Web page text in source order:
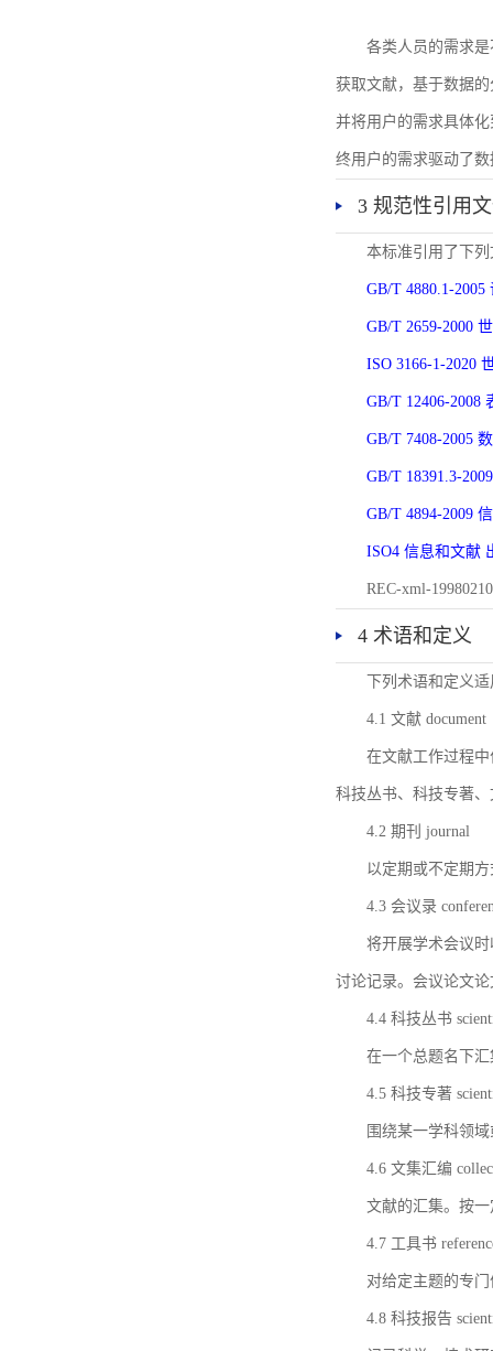
各类人员的需求
获取文献，基于数据
并将用户的需求具体
终用户的需求驱动了
3 规范性引用
本标准引用了下
GB/T 4880.1-
GB/T 2659-2000
ISO 3166-1-2020
GB/T 12406-2008
GB/T 7408-2005
GB/T 18391.3-
GB/T 4894-2009
ISO4 信息和文献
REC-xml-
4 术语和定义
下列术语和定义
4.1 文献 document
在文献工作过程
科技丛书、科技专著
4.2 期刊 journal
以定期或不定期
4.3 会议录
将开展学术会议
讨论记录。会议论文
4.4 科技丛书
在一个总题名下
4.5 科技专著
围绕某一学科领
4.6 文集汇编
文献的汇集。按
4.7 工具书
对给定主题的专
4.8 科技报告